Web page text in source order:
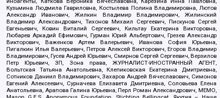
Кузьмина Людмила Гавриловна, Костылева Полина Владимировна, Лютов
Александр Иванович, Жилкин Владимир Владимирович, Жилинский
Владимир Александрович, Тихонов Михаил Сергеевич, Пискунов Сергей
Евгеньевич, Ковин Виталий Сергеевич, Кильтау Екатерина Викторовна,
Любарев Аркадий Ефимович, Гурман Юрий Альбертович, Грезев Александр
Викторович, Важенков Артем Валерьевич, Иванова София Юрьевна,
Пигалкин Илья Валерьевич, Петров Алексей Викторович, Егоров Владимир
Владимирович, Гусев Андрей Юрьевич, Смирнов Сергей Сергеевич, Верзилов
Петр Юрьевич, ЗП, Зона права, ЖУРНАЛИСТ-ИНОСТРАННЫЙ АГЕНТ,
Вольтская Татьяна Анатольевна, Клепиковская Екатерина Дмитриевна,
Сотников Даниил Владимирович, Захаров Андрей Вячеславович, Симонов
Евгений Алексеевич, Сурначева Елизавета Дмитриевна, Соловьева Елена
Анатольевна, Арапова Галина Юрьевна, Перл Роман Александрович, МЕМО,